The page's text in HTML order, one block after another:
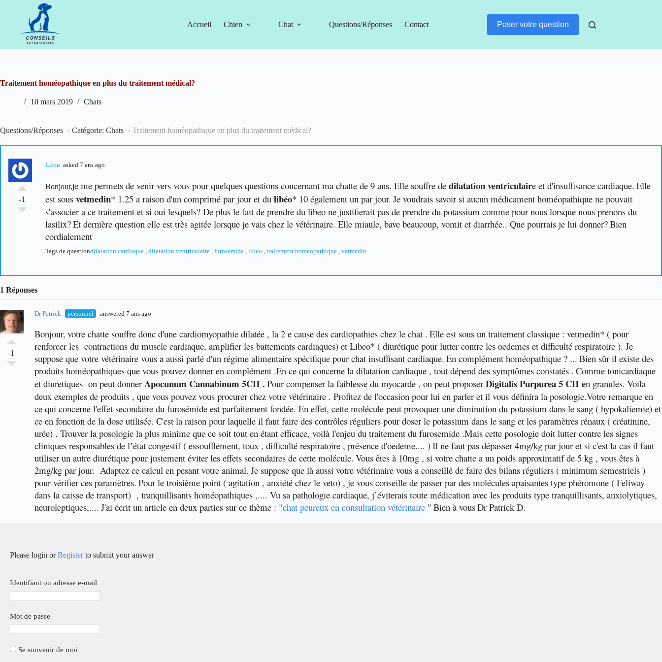
Accueil Chien Chat Questions/Réponses Contact Poser votre question
Traitement homéopathique en plus du traitement médical?
10 mars 2019 Chats
Questions/Réponses › Catégorie: Chats › Traitement homéopathique en plus du traitement médical?
-1
Lilou asked 7 ans ago
Bonjour,je me permets de venir vers vous pour quelques questions concernant ma chatte de 9 ans. Elle souffre de dilatation ventriculaire et d'insuffisance cardiaque. Elle
est sous vetmedin* 1.25 a raison d'un comprimé par jour et du libéo* 10 également un par jour. Je voudrais savoir si aucun médicament homéopathique ne pouvait
s'associer a ce traitement et si oui lesquels? De plus le fait de prendre du libeo ne justifierait pas de prendre du potassium comme pour nous lorsque nous prenons du
lasilix?Et dernière question elle est très agitée lorsque je vais chez le vétérinaire. Elle miaule, bave beaucoup, vomit et diarrhée.. Que pourrais je lui donner?Bien
cordialement
Tags de questiondilatation cardiaque , dilatation ventriculaire , furosemide , libeo , traitement homeopathique , vetmedin
1 Réponses
-1
Dr Patrick personnel answered 7 ans ago
Bonjour, votre chatte souffre donc d'une cardiomyopathie dilatée , la 2 e cause des cardiopathies chez le chat . Elle est sous un traitement classique : vetmedin* ( pour
renforcer les contractions du muscle cardiaque, amplifier les battements cardiaques) et Libeo* ( diurétique pour lutter contre les oedemes et difficulté respiratoire ). Je
suppose que votre vétérinaire vous a aussi parlé d'un régime alimentaire spécifique pour chat insuffisant cardiaque. En complément homéopathique ? ... Bien sûr il existe des
produits homéopathiques que vous pouvez donner en complément .En ce qui concerne la dilatation cardiaque , tout dépend des symptômes constatés . Comme tonicardiaque
et diuretiques on peut donner Apocunum Cannabinum 5CH . Pour compenser la faiblesse du myocarde , on peut proposer Digitalis Purpurea 5 CH en granules. Voila
deux exemples de produits , que vous pouvez vous procurer chez votre vétérinaire . Profitez de l'occasion pour lui en parler et il vous définira la posologie.Votre remarque en
ce qui concerne l'effet secondaire du furosémide est parfaitement fondée. En effet, cette molécule peut provoquer une diminution du potassium dans le sang ( hypokaliemie) et
ce en fonction de la dose utilisée. C'est la raison pour laquelle il faut faire des contrôles réguliers pour doser le potassium dans le sang et les paramètres rénaux ( créatinine,
urée) . Trouver la posologie la plus minime que ce soit tout en étant efficace, voilà l'enjeu du traitement du furosemide .Mais cette posologie doit lutter contre les signes
cliniques responsables de l’état congestif ( essoufflement, toux , difficulté respiratoire , présence d'oedeme.... )Il ne faut pas dépasser 4mg/kg par jour et si c'est la cas il faut
utiliser un autre diurétique pour justement éviter les effets secondaires de cette molécule. Vous êtes à 10mg , si votre chatte a un poids approximatif de 5 kg , vous êtes à
2mg/kg par jour. Adaptez ce calcul en pesant votre animal. Je suppose que là aussi votre vétérinaire vous a conseillé de faire des bilans réguliers ( minimum semestriels )
pour vérifier ces paramètres. Pour le troisième point ( agitation , anxiété chez le veto) , je vous conseille de passer par des molécules apaisantes type phéromone ( Feliway
dans la caisse de transport) , tranquillisants homéopathiques ,.... Vu sa pathologie cardiaque, j’éviterais toute médication avec les produits type tranquillisants, anxiolytiques,
neuroleptiques,.... J'ai écrit un article en deux parties sur ce thème : "chat peureux en consultation vétérinaire " Bien à vousDr Patrick D.
Please login orRegisterto submit your answer
Identifiant ou adresse e-mail
Mot de passe
Se souvenir de moi